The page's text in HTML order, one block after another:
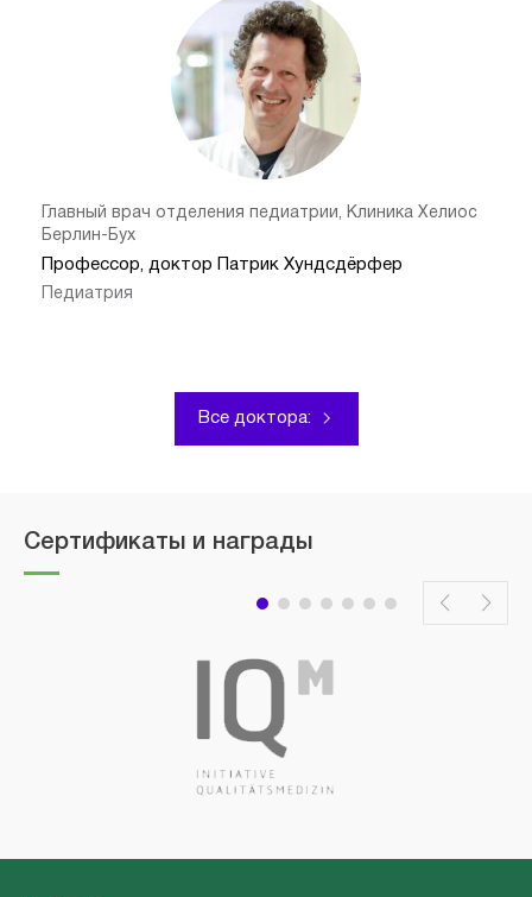
Главный врач отделения педиатрии, Клиника Хелиос
Берлин-Бух
Профессор, доктор Патрик Хундсдёрфер
Педиатрия
Все доктора:
Сертификаты и награды